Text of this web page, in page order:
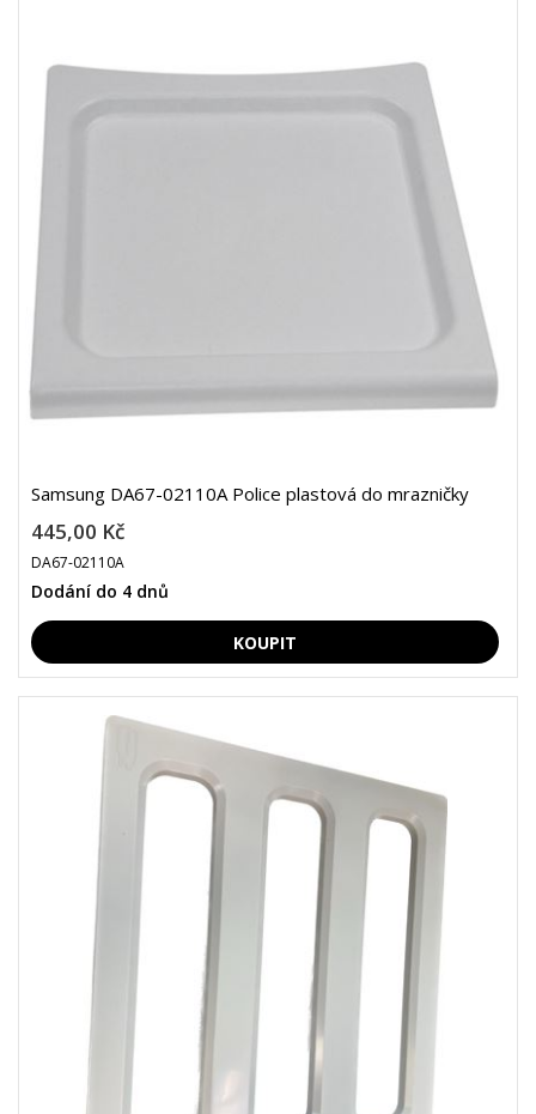
Samsung DA67-02110A Police plastová do mrazničky
445,00 Kč
DA67-02110A
Dodání do 4 dnů